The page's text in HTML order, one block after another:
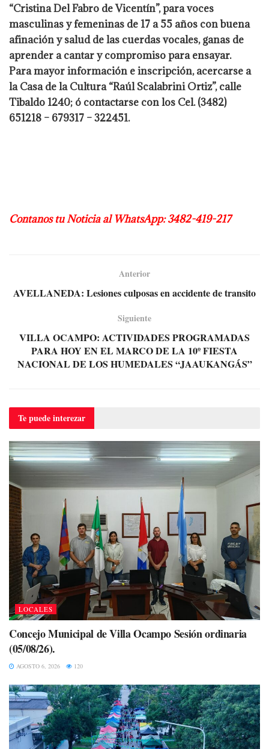
“Cristina Del Fabro de Vicentín”, para voces
masculinas y femeninas de 17 a 55 años con buena
afinación y salud de las cuerdas vocales, ganas de
aprender a cantar y compromiso para ensayar.
Para mayor información e inscripción, acercarse a
la Casa de la Cultura “Raúl Scalabrini Ortiz”, calle
Tibaldo 1240; ó contactarse con los Cel. (3482)
651218 – 679317 – 322451.
Contanos tu Noticia al WhatsApp: 3482-419-217
Anterior
AVELLANEDA: Lesiones culposas en accidente de transito
Siguiente
VILLA OCAMPO: ACTIVIDADES PROGRAMADAS
PARA HOY EN EL MARCO DE LA 10º FIESTA
NACIONAL DE LOS HUMEDALES “JAAUKANGÁS”
Te puedeinterezar
LOCALES
Concejo Municipal de Villa Ocampo Sesión ordinaria
(05/08/26).
AGOSTO 6, 2026 120